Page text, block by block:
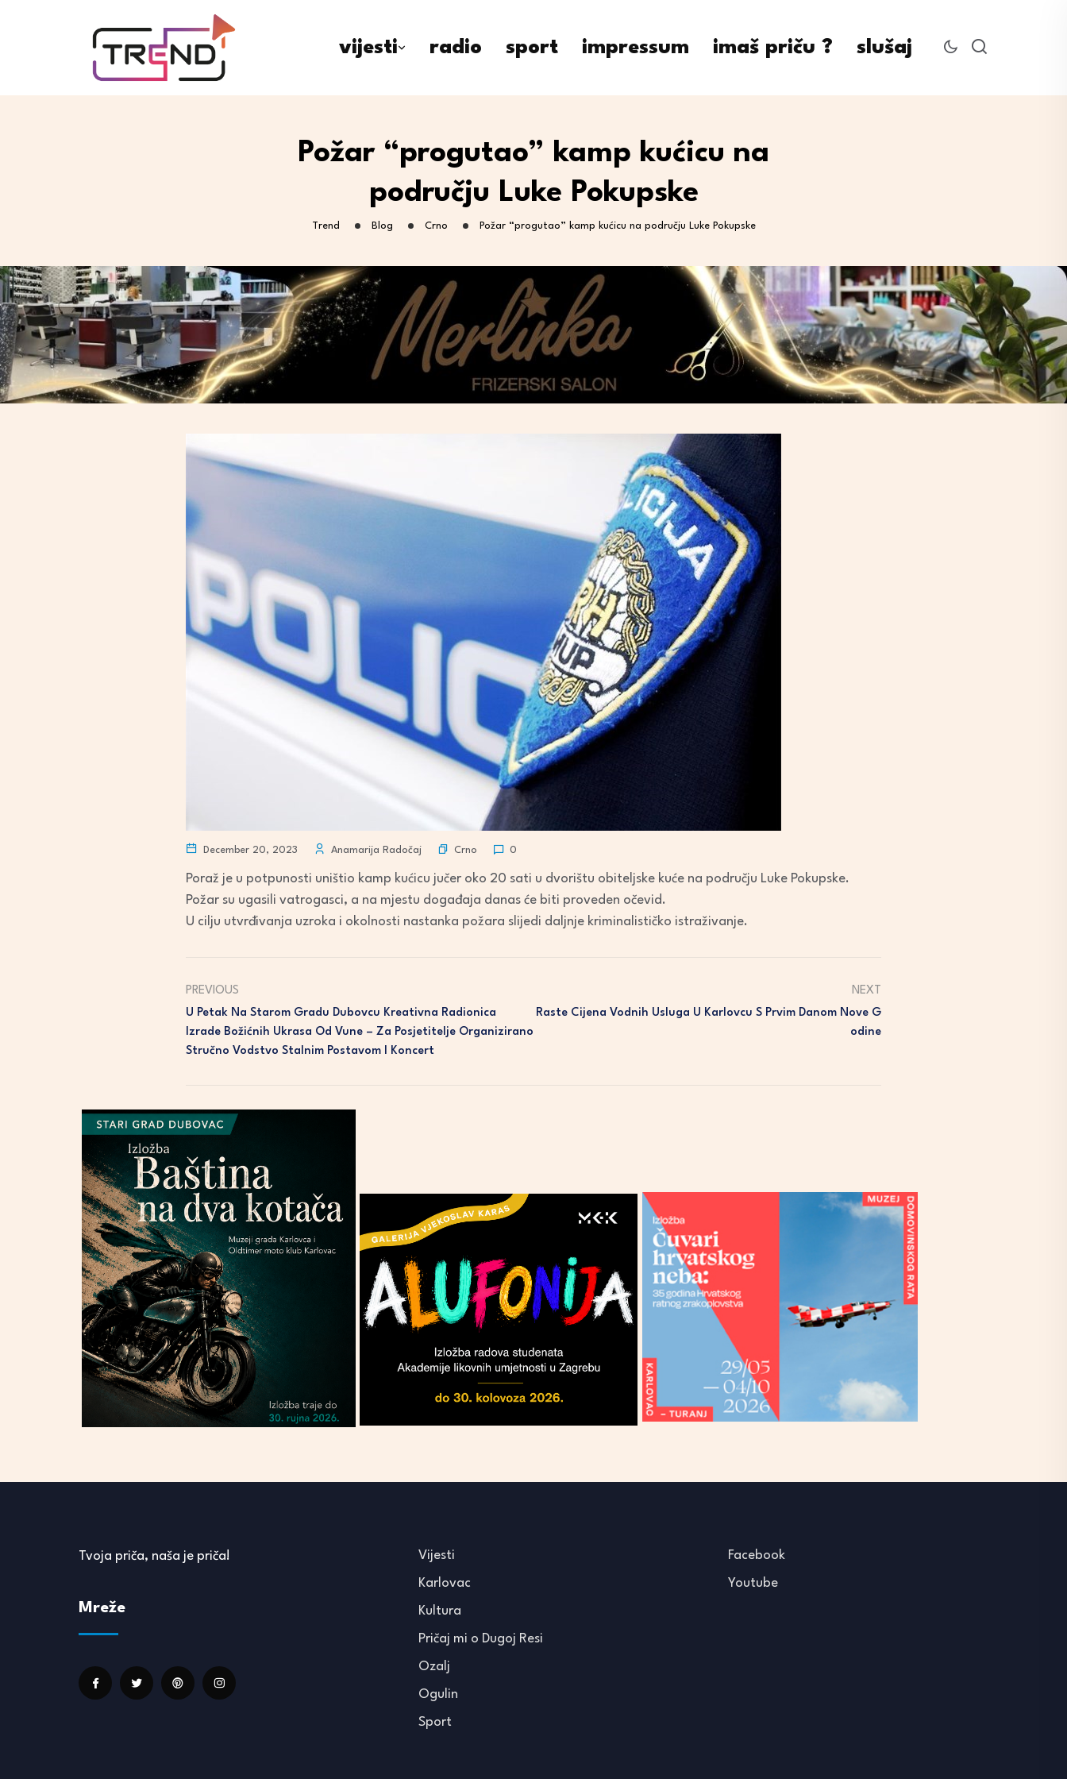
vijesti radio sport impressum imaš priču ? slušaj
Požar “progutao” kamp kućicu na
području Luke Pokupske
Trend Blog Crno Požar “progutao” kamp kućicu na području Luke Pokupske
December 20, 2023 Anamarija Radočaj Crno 0
Poraž je u potpunosti uništio kamp kućicu jučer oko 20 sati u dvorištu obiteljske kuće na području Luke Pokupske.
Požar su ugasili vatrogasci, a na mjestu događaja danas će biti proveden očevid.
U cilju utvrđivanja uzroka i okolnosti nastanka požara slijedi daljnje kriminalističko istraživanje.
PREVIOUS
U Petak Na Starom Gradu Dubovcu Kreativna Radionica
Izrade Božićnih Ukrasa Od Vune – Za Posjetitelje Organizirano
Stručno Vodstvo Stalnim Postavom I Koncert
NEXT
Raste Cijena Vodnih Usluga U Karlovcu S Prvim Danom Nove G
Odine
Tvoja priča, naša je priča!
Mreže
Vijesti
Karlovac
Kultura
Pričaj mi o Dugoj Resi
Ozalj
Ogulin
Sport
Facebook
Youtube